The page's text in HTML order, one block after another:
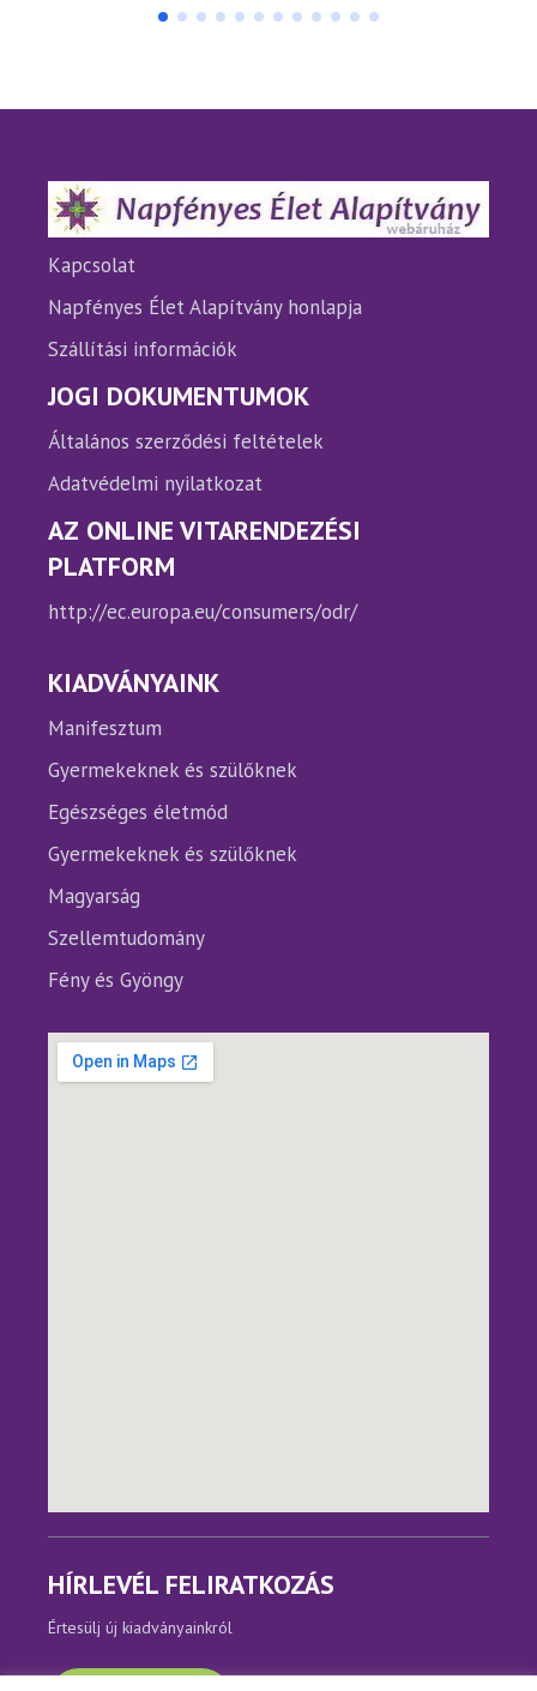
A
termékoldalon
választhatók
ki
Kapcsolat
Napfényes Élet Alapítvány honlapja
Szállítási információk
JOGI DOKUMENTUMOK
Általános szerződési feltételek
Adatvédelmi nyilatkozat
AZ ONLINE VITARENDEZÉSI
PLATFORM
http://ec.europa.eu/consumers/odr/
KIADVÁNYAINK
Manifesztum
Gyermekeknek és szülőknek
Egészséges életmód
Gyermekeknek és szülőknek
Magyarság
Szellemtudomány
Fény és Gyöngy
HÍRLEVÉL FELIRATKOZÁS
Értesülj új kiadványainkról